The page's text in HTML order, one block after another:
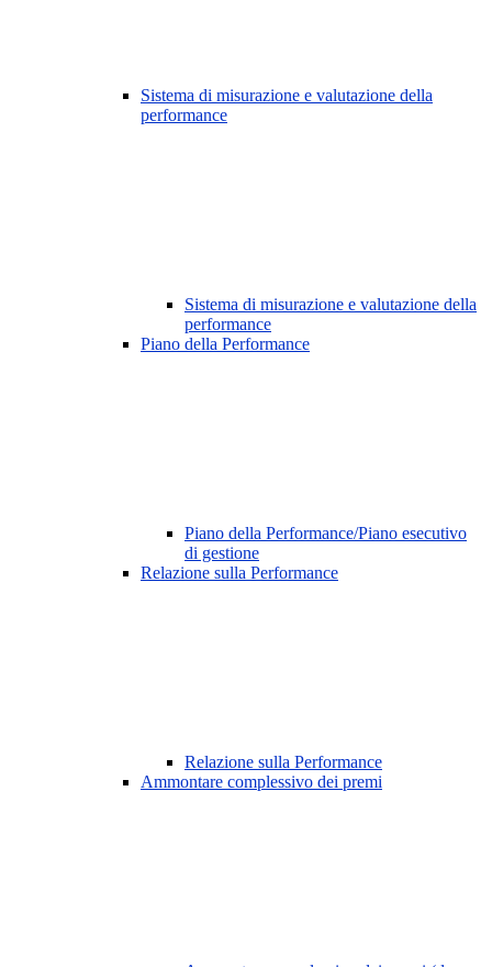
Sistema di misurazione e valutazione della
performance
Sistema di misurazione e valutazione della
performance
Piano della Performance
Piano della Performance/Piano esecutivo
di gestione
Relazione sulla Performance
Relazione sulla Performance
Ammontare complessivo dei premi